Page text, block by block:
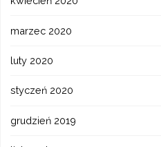
marzec 2020
luty 2020
styczeń 2020
grudzień 2019